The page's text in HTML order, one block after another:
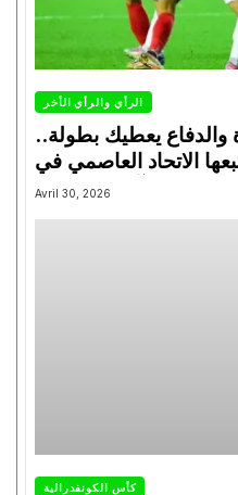
الرأي والرأي الأخر
والدفاع يعطيك بطولة..
الاتحاد العاصمي في
تتويجاته آخر السنوات
Avril 30, 2026
كأس الكونفدرالية